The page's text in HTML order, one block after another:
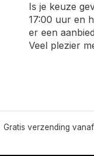
Is je keuze
17:00 uur en
er een
Veel plezier
Gratis verzending